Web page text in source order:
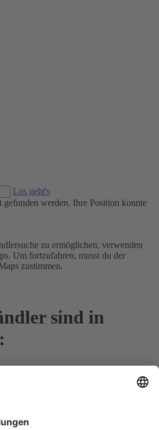
Los geht's
werden. Ihre Position konnte
zu ermöglichen, verwenden
Um fortzufahren, musst du der
zustimmen.
sind in
Bierneulinge - kurz, alle